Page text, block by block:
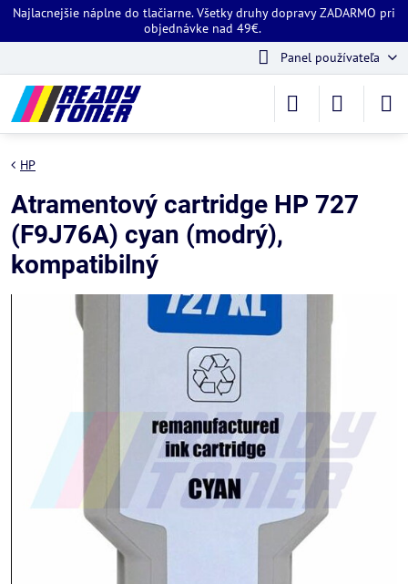
Najlacnejšie náplne do tlačiarne. Všetky druhy dopravy ZADARMO pri
objednávke nad 49€.
Panel používateľa
HP
Atramentový cartridge HP 727
(F9J76A) cyan (modrý),
kompatibilný